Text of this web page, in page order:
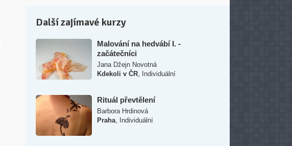
Další zajímavé kurzy
Malování na hedvábí I. -
začátečníci
Jana Džejn Novotná
Kdekoli v ČR
Individuální
Rituál převtělení
Barbora Hrdinová
Praha
Individuální